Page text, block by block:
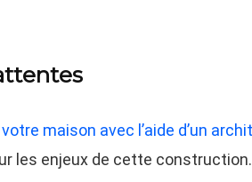
maison avec l’aide d’un
les enjeux de cette construction.